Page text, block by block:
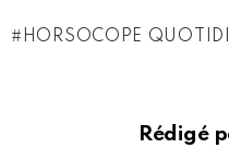
HORSOCOPE
Rédigé